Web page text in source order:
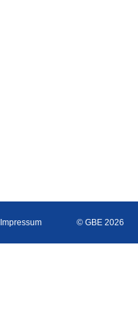
Impressum © GBE 2026